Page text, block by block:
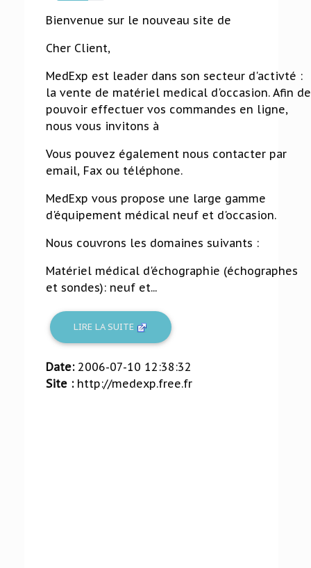
66%
Bienvenue sur le nouveau site de
Cher Client,
MedExp est leader dans son secteur d'activté :
la vente de matériel medical d'occasion. Afin de
pouvoir effectuer vos commandes en ligne,
nous vous invitons à
Vous pouvez également nous contacter par
email, Fax ou téléphone.
MedExp vous propose une large gamme
d'équipement médical neuf et d'occasion.
Nous couvrons les domaines suivants :
Matériel médical d'échographie (échographes
et sondes): neuf et...
LIRE LA SUITE
Date: 2006-07-10 12:38:32
Site : http://medexp.free.fr